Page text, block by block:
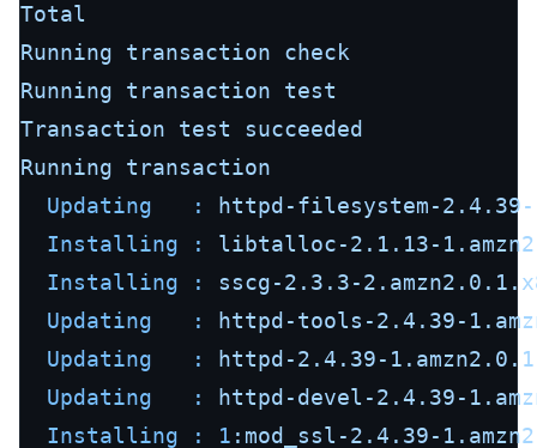
Total
Running
transaction
check
Running
transaction
test
Transaction
test
succeeded
Running
transaction
Updating   :
httpd-filesystem-2.4.39-
Installing :
libtalloc-2.1.13-
Installing :
sscg-2.3.3-
Updating   :
httpd-tools-2.4.39-
Updating   :
httpd-2.4.39-
Updating   :
httpd-devel-2.4.39-
Installing :
1 :mod_ssl-2.4.39-